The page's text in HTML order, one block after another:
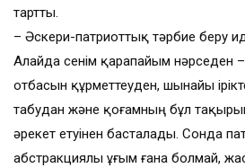
тартты.
– Әскери-патриоттық тәрбие беру
Алайда сенім қарапайым нәрседен –
отбасын құрметтеуден, шынайы
табудан және қоғамның бұл
әрекет етуінен басталады. Сонда
абстракциялы ұғым ғана болмай,